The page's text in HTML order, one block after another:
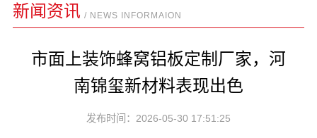
新闻资讯 / NEWS INFORMAION
市面上装饰蜂窝铝板定制厂家，河
南锦玺新材料表现出色
发布时间：2026-05-30 17:51:25